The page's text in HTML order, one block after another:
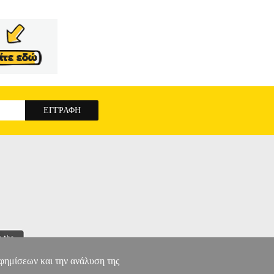
και την ανάλυση της